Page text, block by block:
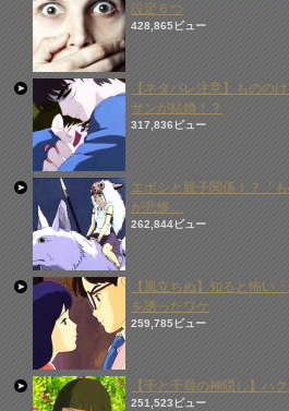
設定６つ
428,865ビュー
【ネタバレ注意】ものの
サンが結婚！？
317,836ビュー
エボシと親子関係！？「
が悲惨…
262,844ビュー
【風立ちぬ】知ると怖い
を誘ったワケ
259,785ビュー
【千と千尋の神隠し】ハ
251,523ビュー